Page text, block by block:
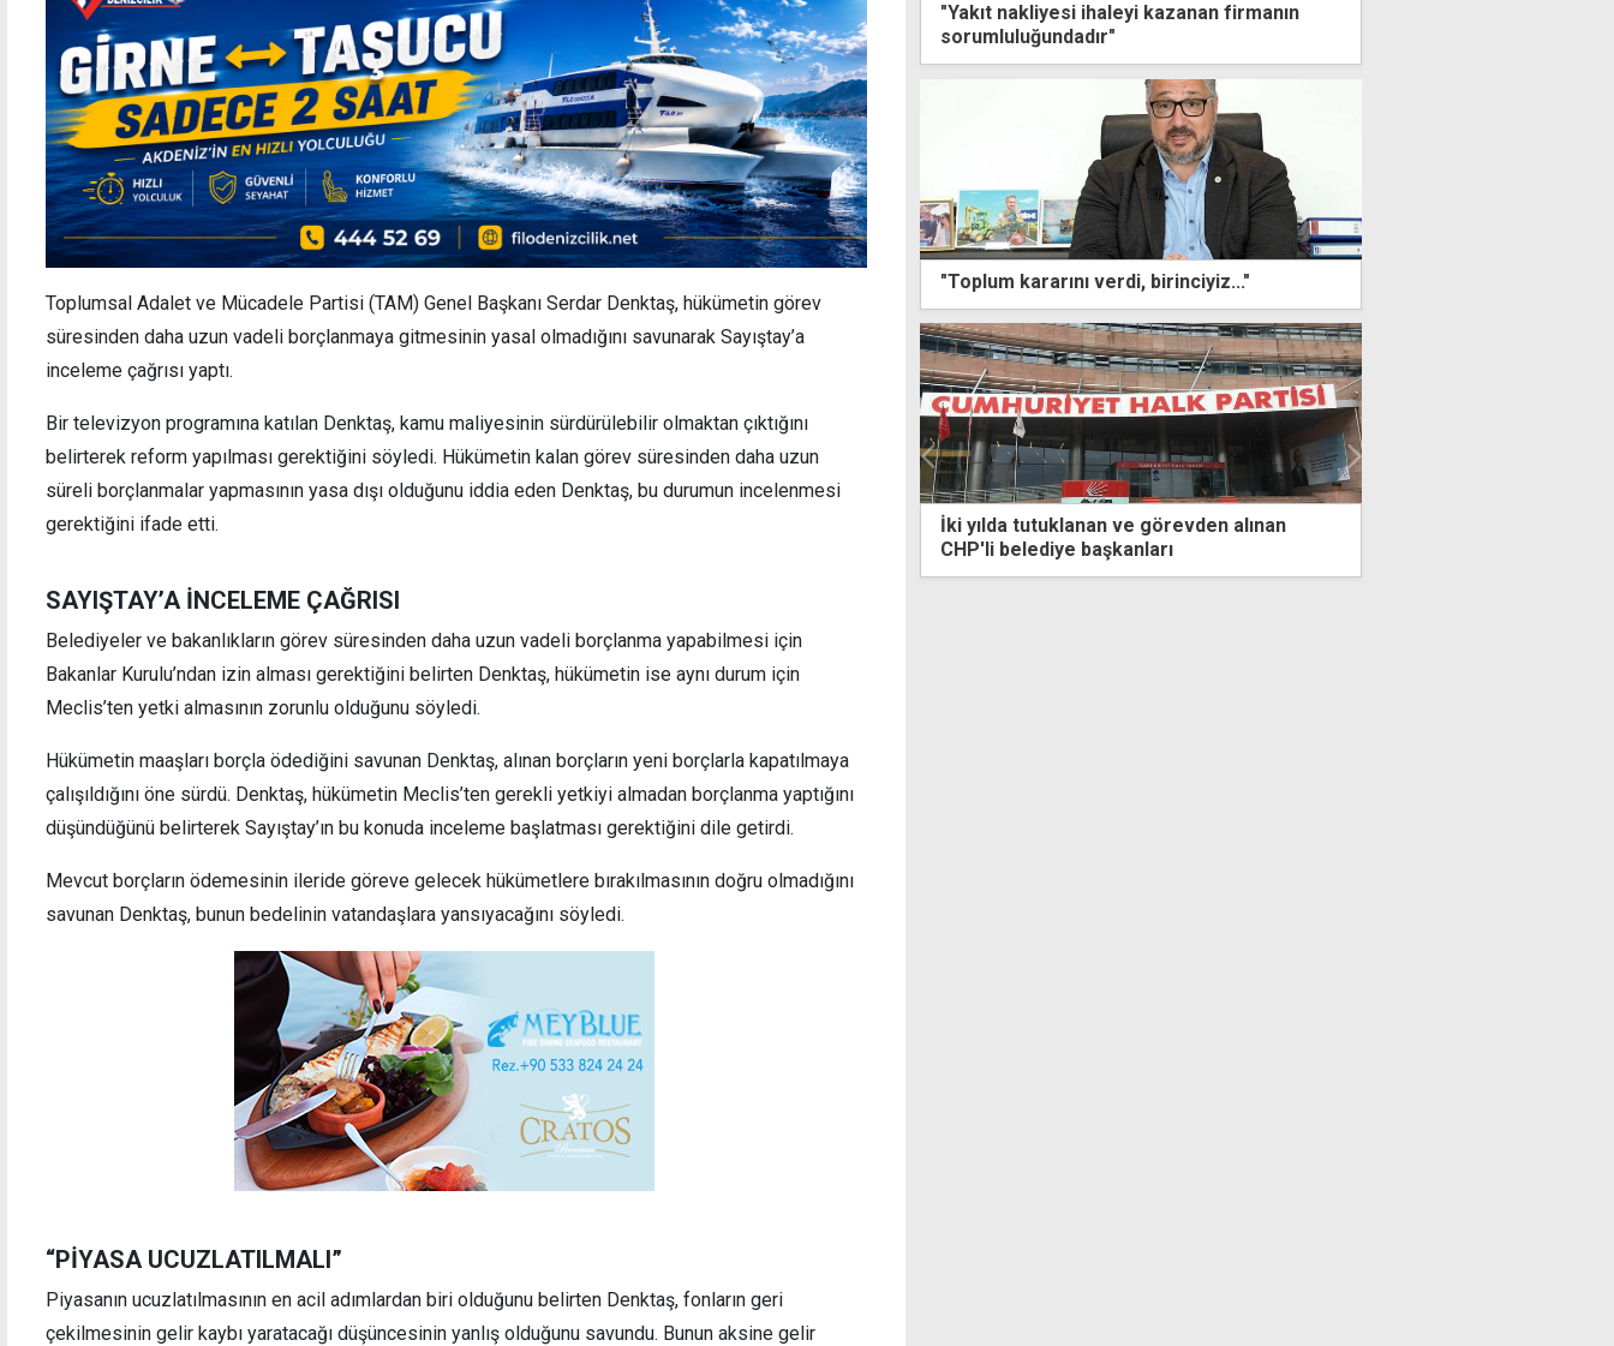
Toplumsal Adalet ve Mücadele Partisi (TAM) Genel Başkanı Serdar Denktaş, hükümetin görev
süresinden daha uzun vadeli borçlanmaya gitmesinin yasal olmadığını savunarak Sayıştay’a
inceleme çağrısı yaptı.
Bir televizyon programına katılan Denktaş, kamu maliyesinin sürdürülebilir olmaktan çıktığını
belirterek reform yapılması gerektiğini söyledi. Hükümetin kalan görev süresinden daha uzun
süreli borçlanmalar yapmasının yasa dışı olduğunu iddia eden Denktaş, bu durumun incelenmesi
gerektiğini ifade etti.
SAYIŞTAY’A İNCELEME ÇAĞRISI
Belediyeler ve bakanlıkların görev süresinden daha uzun vadeli borçlanma yapabilmesi için
Bakanlar Kurulu’ndan izin alması gerektiğini belirten Denktaş, hükümetin ise aynı durum için
Meclis’ten yetki almasının zorunlu olduğunu söyledi.
Hükümetin maaşları borçla ödediğini savunan Denktaş, alınan borçların yeni borçlarla kapatılmaya
çalışıldığını öne sürdü. Denktaş, hükümetin Meclis’ten gerekli yetkiyi almadan borçlanma yaptığını
düşündüğünü belirterek Sayıştay’ın bu konuda inceleme başlatması gerektiğini dile getirdi.
Mevcut borçların ödemesinin ileride göreve gelecek hükümetlere bırakılmasının doğru olmadığını
savunan Denktaş, bunun bedelinin vatandaşlara yansıyacağını söyledi.
“PİYASA UCUZLATILMALI”
Piyasanın ucuzlatılmasının en acil adımlardan biri olduğunu belirten Denktaş, fonların geri
çekilmesinin gelir kaybı yaratacağı düşüncesinin yanlış olduğunu savundu. Bunun aksine gelir
"Yakıt nakliyesi ihaleyi kazanan firmanın
sorumluluğundadır"
"Toplum kararını verdi, birinciyiz..."
Cinayetle bağlantısı bulunmayan 3 zanlıya
İki yılda tutuklanan ve görevden alınan
CHP'li belediye başkanları